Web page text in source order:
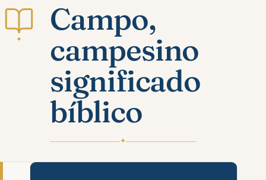
✦
Campo,
campesino
significado
bíblico
✦
Mira esta explicación en